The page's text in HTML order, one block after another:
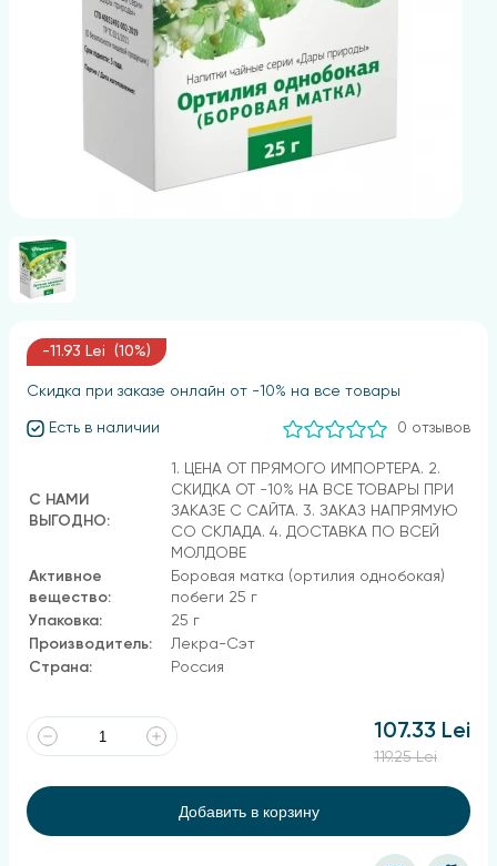
-11.93 Lei (10%)
Скидка при заказе онлайн от -10% на все товары
Есть в наличии 0 отзывов
С НАМИ
ВЫГОДНО:
1. ЦЕНА ОТ ПРЯМОГО ИМПОРТЕРА. 2.
СКИДКА ОТ -10% НА ВСЕ ТОВАРЫ ПРИ
ЗАКАЗЕ С САЙТА. 3. ЗАКАЗ НАПРЯМУЮ
СО СКЛАДА. 4. ДОСТАВКА ПО ВСЕЙ
МОЛДОВЕ
Активное
вещество:
Боровая матка (ортилия однобокая)
побеги 25 г
Упаковка:
25 г
Производитель:
Лекра-Сэт
Страна:
Россия
107.33 Lei
119.25 Lei
Добавить в корзину